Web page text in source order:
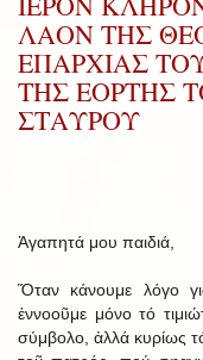
ΛΑΟΝ ΤΗΣ
ΕΠΑΡΧΙΑΣ
ΤΗΣ ΕΟΡΤΗΣ
ΣΤΑΥΡΟΥ
Ἀγαπητά μου παιδιά,
Ὅταν κάνουμε λόγο
ἐννοοῦμε μόνο τό
σύμβολο, ἀλλά κυρίως